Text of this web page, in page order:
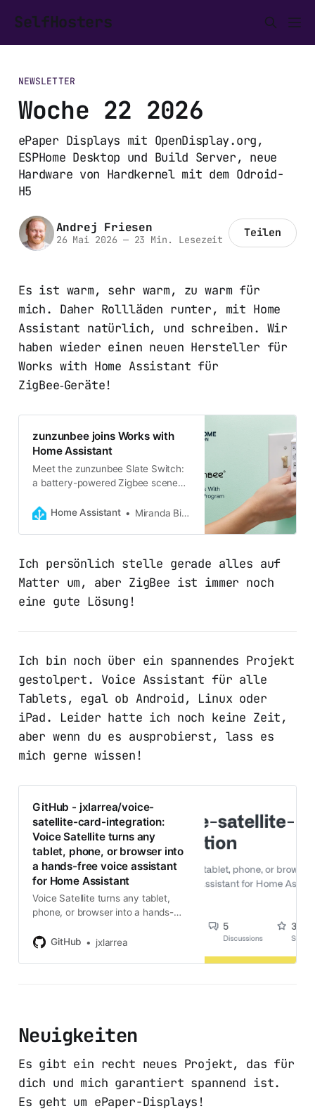
SelfHosters
NEWSLETTER
Woche 22 2026
ePaper Displays mit OpenDisplay.org,
ESPHome Desktop und Build Server, neue
Hardware von Hardkernel mit dem Odroid-
H5
Andrej Friesen
26 Mai 2026 —23 Min. Lesezeit Teilen
Es ist warm, sehr warm, zu warm für
mich. Daher Rollläden runter, mit Home
Assistant natürlich, und schreiben. Wir
haben wieder einen neuen Hersteller für
Works with Home Assistant für
ZigBee‑Geräte!
zunzunbee joins Works with
Home Assistant
Meet the zunzunbee Slate Switch:
a battery-powered Zigbee scene
your existing wall switches for
Home Assistant Miranda Bishop
Ich persönlich stelle gerade alles auf
Matter um, aber ZigBee ist immer noch
eine gute Lösung!
Ich bin noch über ein spannendes Projekt
gestolpert. Voice Assistant für alle
Tablets, egal ob Android, Linux oder
iPad. Leider hatte ich noch keine Zeit,
aber wenn du es ausprobierst, lass es
mich gerne wissen!
GitHub - jxlarrea/voice-
satellite-card-integration:
Voice Satellite turns any
tablet, phone, or browser into
a hands-free voice assistant
for Home Assistant
Voice Satellite turns any tablet,
phone, or browser into a hands-
Assistant - jxlarrea/voice-satellite-
GitHub jxlarrea
Neuigkeiten
Es gibt ein recht neues Projekt, das für
dich und mich garantiert spannend ist.
Es geht um ePaper-Displays!